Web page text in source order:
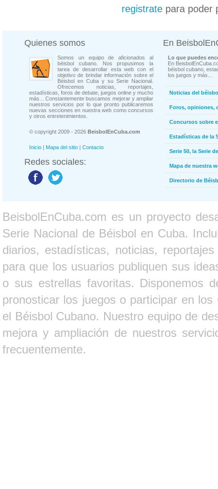
registrate para poder
Quienes somos
Somos un equipo de aficionados al
béisbol cubano. Nos propusimos la
tarea de desarrollar esta web con el
objetivo de brindar información sobre el
Béisbol en Cuba y su Serie Nacional.
Ofrecemos noticias, reportajes,
estadísticas, foros de debate, juegos online y mucho
más... Constantemente buscamos mejorar y ampliar
nuestros servicios por lo que pronto publicaremos
nuevas secciones en nuestra web como concursos
y otros entretenimientos.
© copyright 2009 - 2026 BeisbolEnCuba.com
Inicio | Mapa del sitio | Contacto
Redes sociales:
En
Lo que puedes
En
béisbol cubano,
los juegos y más...
Noticias del
Foros, opiniones,
Concursos sobre
Estadísticas de la
Serie 50, la Serie
Mapa de nuestra
Directorio de
BeisbolEnCuba.com es un proyecto
Serie Nacional de Béisbol en Cuba.
diarios, estadísticas, noticias,
para que los usuarios publiquen sus
o sus estrellas favoritas. Disponemos
pronosticar los juegos o participar en
el Béisbol Cubano. Nuestro equipo de
mejora y ampliación de nuestros
frecuentemente.